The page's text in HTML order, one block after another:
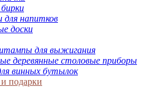
для напитков
доски
для выжигания
деревянные столовые приборы
винных бутылок
подарки